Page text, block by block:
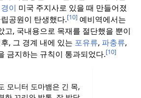
이 미국 주지사로 있을 때 만들어졌
공원이 탄생했다.[10] 예비역에서는
고, 국내용으로 목재를 절단했을 뿐이
, 그 경계 내에 있는 포유류, 파충류,
금지하는 규칙이 통과되었다.[10]
모니터 도마뱀은 긴 목,